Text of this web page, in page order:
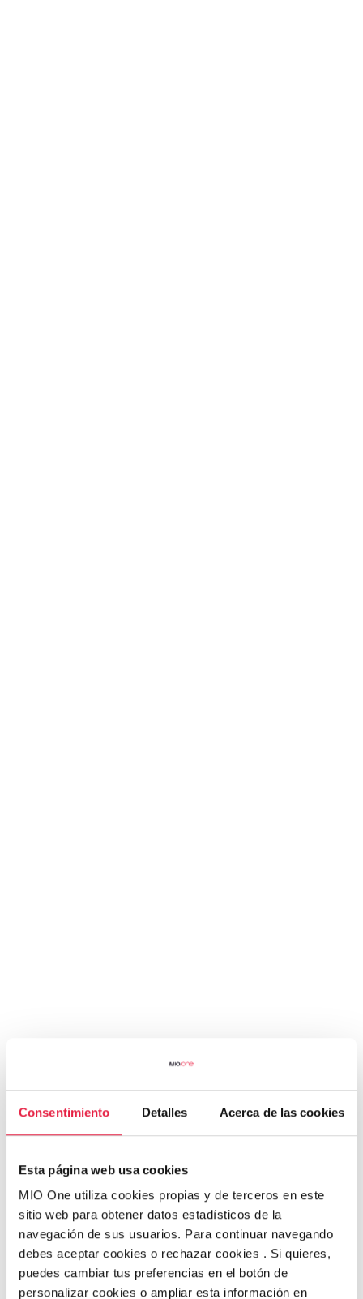
Consentimiento Detalles Acerca de las cookies
Esta página web usa cookies
MIO One utiliza cookies propias y de terceros en este
sitio web para obtener datos estadísticos de la
navegación de sus usuarios. Para continuar navegando
debes aceptar cookies o rechazar cookies . Si quieres,
puedes cambiar tus preferencias en el botón de
personalizar cookies o ampliar esta información en